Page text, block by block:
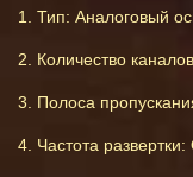
1. Тип: Аналоговый
2. Количество
3. Полоса
4. Частота